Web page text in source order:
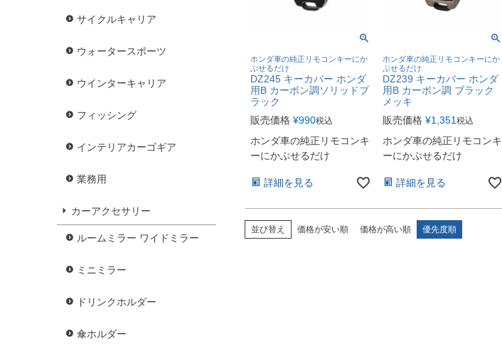
サイクルキャリア
ウォータースポーツ
ウインターキャリア
フィッシング
インテリアカーゴギア
業務用
カーアクセサリー
ルームミラー ワイドミラー
ミニミラー
ドリンクホルダー
傘ホルダー
ホンダ車の純正リモコンキーにか
ぶせるだけ
DZ245 キーカバー ホンダ
用B カーボン調ソリッドブ
ラック
販売価格 ¥990税込
ホンダ車の純正リモコンキ
ーにかぶせるだけ
詳細を見る
ホンダ車の純正リモコンキーにか
ぶせるだけ
DZ239 キーカバー ホンダ
用B カーボン調 ブラック
メッキ
販売価格 ¥1,351 税込
ホンダ車の純正リモコンキ
ーにかぶせるだけ
詳細を見る
並び替え 価格が安い順 価格が高い順 優先度順